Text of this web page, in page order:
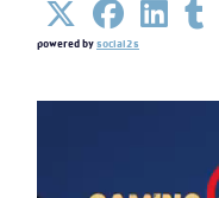
powered bysocial2s